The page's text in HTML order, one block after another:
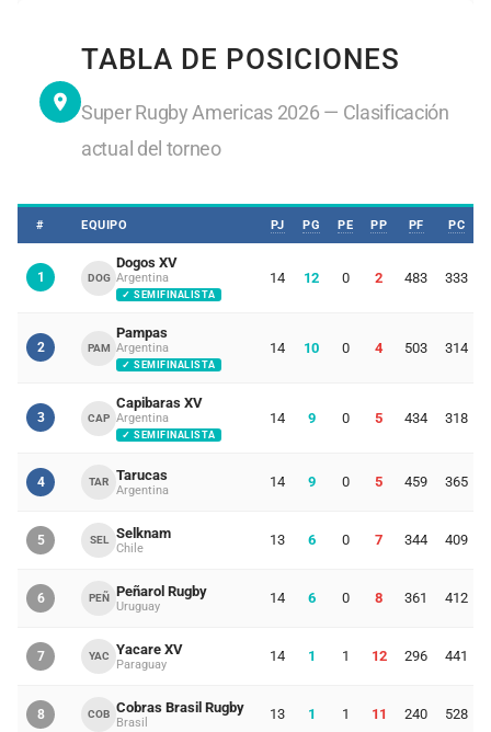
TABLA DE POSICIONES
Super Rugby Americas 2026 — Clasificación
actual del torneo
# EQUIPO PJ PG PE PP PF PC
1 DOG
Dogos XV
Argentina
✓ SEMIFINALISTA
14 12 0 2 483 333
2 PAM
Pampas
Argentina
✓ SEMIFINALISTA
14 10 0 4 503 314
3 CAP
Capibaras XV
Argentina
✓ SEMIFINALISTA
14 9 0 5 434 318
4 TAR Tarucas
Argentina
14 9 0 5 459 365
5 SEL Selknam
Chile
13 6 0 7 344 409
6 PEÑ Peñarol Rugby
Uruguay
14 6 0 8 361 412
7 YAC Yacare XV
Paraguay
14 1 1 12 296 441
8 COB Cobras Brasil Rugby
Brasil
13 1 1 11 240 528